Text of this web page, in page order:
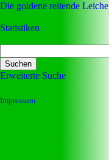
Die goldene reitende Leiche
Statistiken
Erweiterte Suche
Impressum